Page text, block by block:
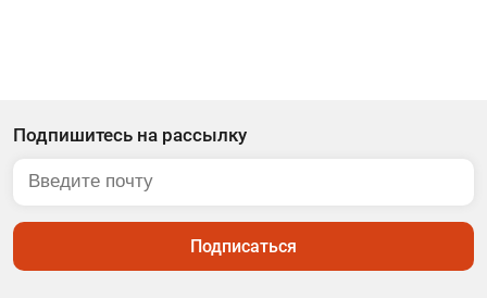
Подпишитесь на рассылку
Подписаться